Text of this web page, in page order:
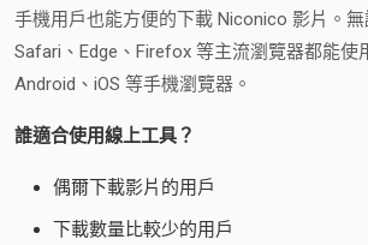
手機用戶也能方便的下載 Niconico 影片。無
Safari、Edge、Firefox 等主流瀏覽器都能使
Android、iOS 等手機瀏覽器。
誰適合使用線上工具？
偶爾下載影片的用戶
下載數量比較少的用戶